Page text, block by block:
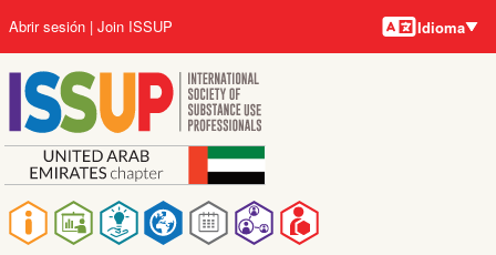
al
contenido
principal
Main
navigation
User
account
menu
Abrir sesión Join ISSUP Idiomas
Idioma